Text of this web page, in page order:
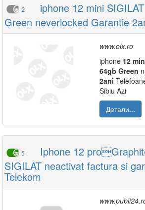
2
iphone 12 mini
Green neverlocked Garantie
www.olx.ro
iphone 12
64gb Green
2ani
Sibiu Azi
Детали...
5
Iphone 12
SIGILAT neactivat factura si
Telekom